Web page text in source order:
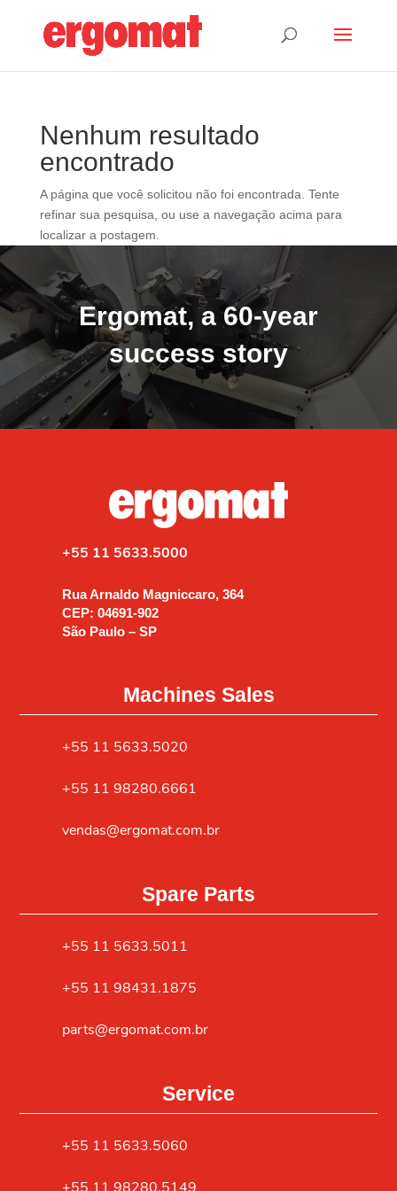
Nenhum resultado
encontrado
A página que você solicitou não foi encontrada. Tente
refinar sua pesquisa, ou use a navegação acima para
localizar a postagem.
Ergomat, a 60-year
success story
+55 11 5633.5000
Rua Arnaldo Magniccaro, 364
CEP: 04691-902
São Paulo – SP
Machines Sales
+55 11 5633.5020
+55 11 98280.6661
vendas@ergomat.com.br
Spare Parts
+55 11 5633.5011
+55 11 98431.1875
parts@ergomat.com.br
Service
+55 11 5633.5060